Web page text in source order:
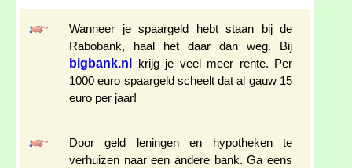
Wanneer je spaargeld hebt staan bij de
Rabobank, haal het daar dan weg. Bij
bigbank.nl
krijg je veel meer rente. Per
1000 euro spaargeld scheelt dat al gauw 15
euro per jaar!
Door geld leningen en hypotheken te
verhuizen naar een andere bank. Ga eens